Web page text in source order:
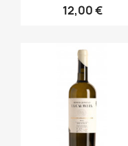
12,00 €